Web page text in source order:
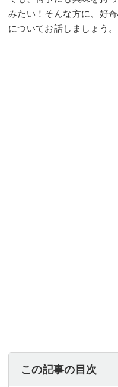
みたい！そんな方に、好
についてお話しましょう。
この記事の目次